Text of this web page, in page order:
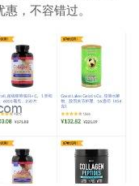
，不容错过。